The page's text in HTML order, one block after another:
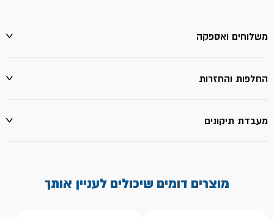
משלוחים ואספקה
החלפות והחזרות
מעבדת תיקונים
מוצרים דומים שיכולים לעניין אותך